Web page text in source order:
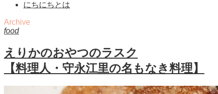
にちにちとは
Archive
food
えりかのおやつのラスク
【料理人・守永江里の名もなき料理】